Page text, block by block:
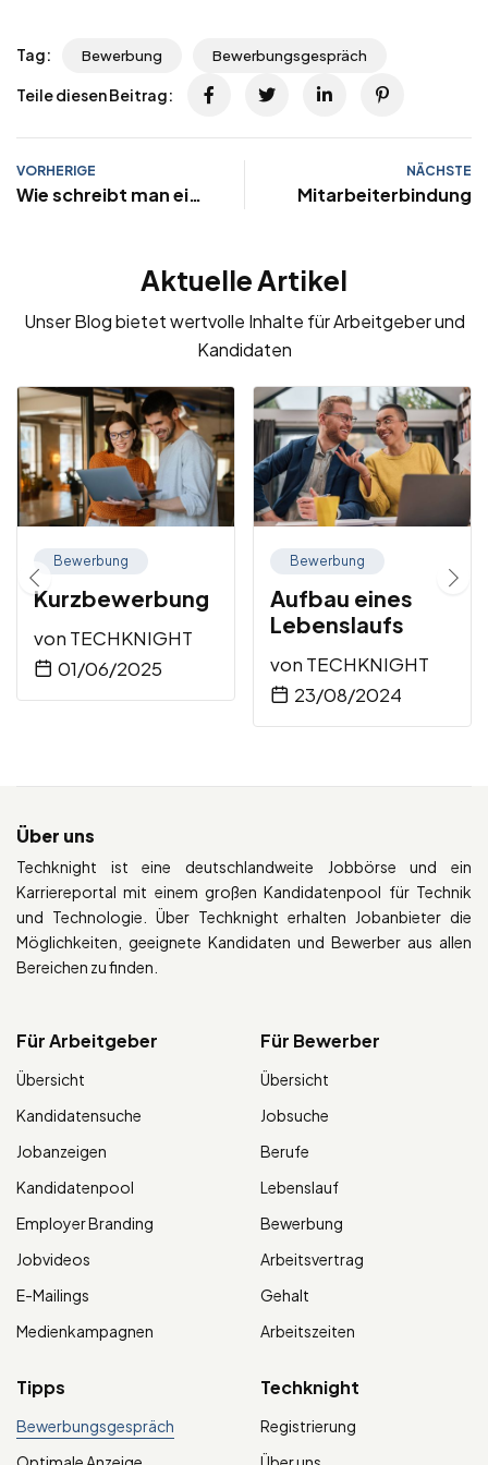
Tag: Bewerbung Bewerbungsgespräch
Teile diesen Beitrag:
VORHERIGE
Wie schreibt man eine
NÄCHSTE
Mitarbeiterbindung
Aktuelle Artikel
Unser Blog bietet wertvolle Inhalte für Arbeitgeber und
Kandidaten
Bewerbung
Kurzbewerbung
von TECHKNIGHT
01/06/2025
Bewerbung
Aufbau eines
Lebenslaufs
von TECHKNIGHT
23/08/2024
Über uns
Techknight ist eine deutschlandweite Jobbörse und ein
Karriereportal mit einem großen Kandidatenpool für Technik
und Technologie. Über Techknight erhalten Jobanbieter die
Möglichkeiten, geeignete Kandidaten und Bewerber aus allen
Bereichen zu finden.
Für Arbeitgeber
Übersicht
Kandidatensuche
Jobanzeigen
Kandidatenpool
Employer Branding
Jobvideos
E-Mailings
Medienkampagnen
Für Bewerber
Übersicht
Jobsuche
Berufe
Lebenslauf
Bewerbung
Arbeitsvertrag
Gehalt
Arbeitszeiten
Tipps
Bewerbungsgespräch
Techknight
Registrierung